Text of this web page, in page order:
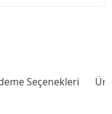
Seçenekleri